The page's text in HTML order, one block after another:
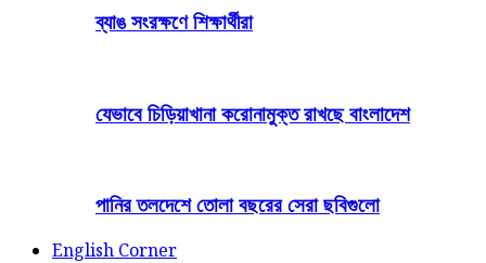
ব্যাঙ সংরক্ষণে শিক্ষার্থীরা
যেভাবে চিড়িয়াখানা করোনামুক্ত রাখছে বাংলাদেশ
পানির তলদেশে তোলা বছরের সেরা ছবিগুলো
English Corner